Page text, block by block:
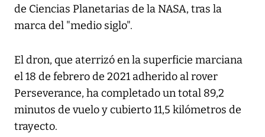
de Ciencias Planetarias de la NASA, tras la
marca del "medio siglo".
El dron, que aterrizó en la superficie marciana
el 18 de febrero de 2021 adherido al rover
Perseverance, ha completado un total 89,2
minutos de vuelo y cubierto 11,5 kilómetros de
trayecto.